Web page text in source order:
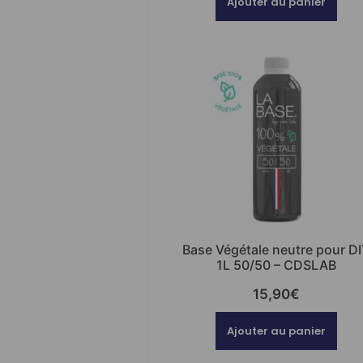
Base Végétale neutre pour
1L 50/50 – CDSLAB
15,90€
Ajouter au panier